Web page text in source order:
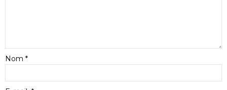
Nom *